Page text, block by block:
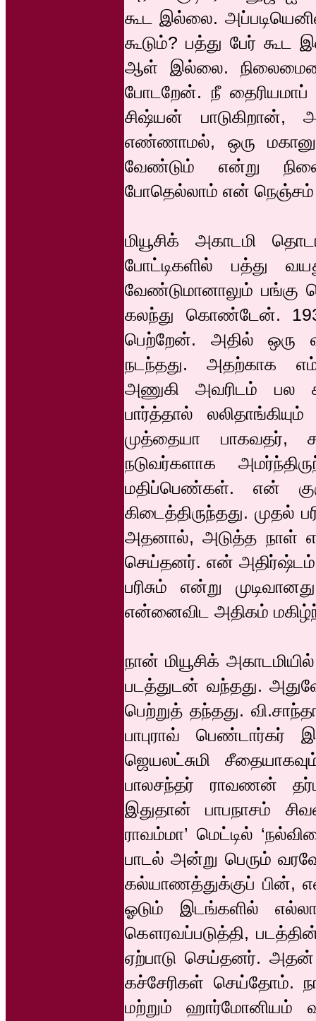
கூட இல்லை.
கூடும்? பத்து பேர் கூட
ஆள் இல்லை.
போடறேன். நீ தைரியமாப்
சிஷ்யன் பாடுகிறான்,
எண்ணாமல், ஒரு
வேண்டும் என்று
போதெல்லாம் என் நெஞ்சம்
மியூசிக் அகாடமி
போட்டிகளில் பத்து
வேண்டுமானாலும் பங்கு
கலந்து கொண்டேன்.
பெற்றேன். அதில் ஒரு
நடந்தது. அதற்காக
அணுகி அவரிடம் பல
பார்த்தால்
முத்தையா பாகவதர்,
நடுவர்களாக
மதிப்பெண்கள். என்
கிடைத்திருந்தது. முதல்
அதனால், அடுத்த நாள்
செய்தனர். என் அதிர்ஷ்டம்,
பரிசும் என்று
என்னைவிட அதிகம்
நான் மியூசிக்
படத்துடன் வந்தது.
பெற்றுத் தந்தது.
பாபுராவ்
ஜெயலட்சுமி
பாலசந்தர் ராவணன்
இதுதான் பாபநாசம்
ராவம்மா’ மெட்டில்
பாடல் அன்று பெரும்
கல்யாணத்துக்குப் பின்,
ஓடும் இடங்களில்
கௌரவப்படுத்தி,
ஏற்பாடு செய்தனர். அதன்
கச்சேரிகள் செய்தோம்.
மற்றும் ஹார்மோனியம்